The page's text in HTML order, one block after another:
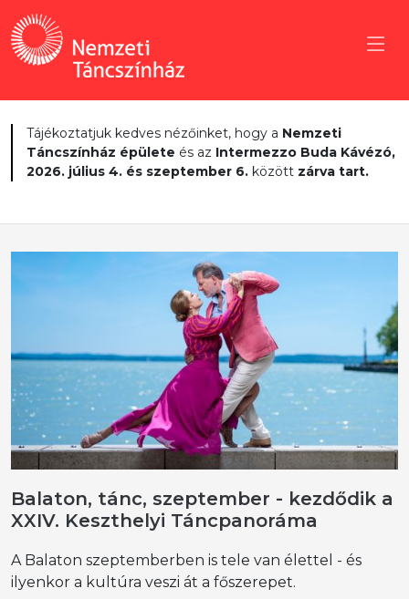
Tájékoztatjuk kedves nézőinket, hogy a Nemzeti
Táncszínház épülete és az Intermezzo Buda Kávézó,
2026. július 4. és szeptember 6. között zárva tart.
Balaton, tánc, szeptember - kezdődik a
XXIV. Keszthelyi Táncpanoráma
A Balaton szeptemberben is tele van élettel - és
ilyenkor a kultúra veszi át a főszerepet.